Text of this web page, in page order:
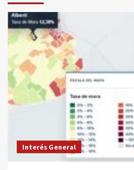
Interés General